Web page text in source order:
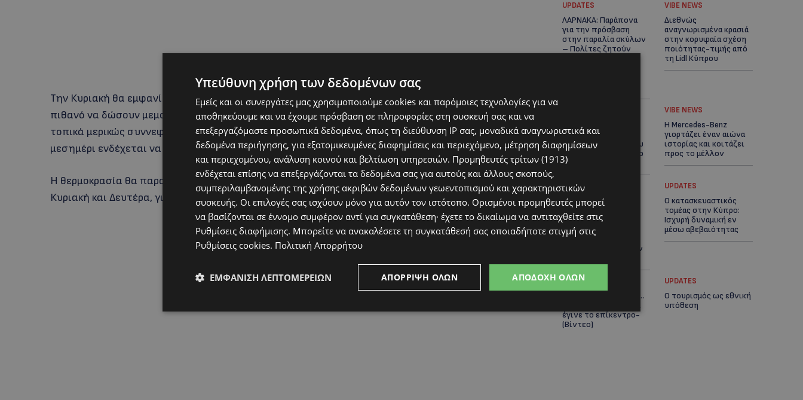
Την Κυριακή θα εμφανίζονται αυξημένες μέσες και ψηλές νεφώσεις που το απόγευμα
πιθανό να δώσουν μεμονωμένη ελαφρά βροχή στα ορεινά. Τη Δευτέρα ο καιρός θα είναι
τοπικά μερικώς συννεφιασμένος ωστόσο νεφώσεις που θα αναπτύσσονται μετά το
μεσημέρι ενδέχεται να δώσουν μεμονωμένες βροχές στα ορεινά.
Η θερμοκρασία θα παραμείνει στα ίδια επίπεδα το Σάββατο και θα σημειώσει μικρή πτώση
Κυριακή και Δευτέρα, για να παραμείνει όμως κοντά στις μέσες κλιματολογικές τιμές.
UPDATES
ΛΑΡΝΑΚΑ: Παράπονα
για την πρόσβαση
στην παραλία σκύλων
– Πολίτες ζητούν
VIBE NEWS
Διεθνώς
αναγνωρισμένα κρασιά
στην κορυφαία σχέση
ποιότητας-τιμής από
τη Lidl Κύπρου
Ξεκίνησε η
αντικατάσταση 100
χιλιομέτρων δικτύου
ύδρευσης στο κέντρο
της Λεμεσού
VIBE NEWS
Η Mercedes-Benz
γιορτάζει έναν αιώνα
ιστορίας και κοιτάζει
προς το μέλλον
UPDATES
ΚΟΚΚΙΝΟΤΡΙΜΙΘΙΑ:
Σκύλος στον δρόμο
μέσα στη ζέστη – Το
καλοκαιρινό «κύμα»
εγκατάλειψης ζώων
και η ευθύνη που δεν
UPDATES
Ο κατασκευαστικός
τομέας στην Κύπρο:
Ισχυρή δυναμική εν
μέσω αβεβαιότητας
UPDATES
VIRAL: Πήγε για καφέ…
έγινε το επίκεντρο-
(Βίντεο)
UPDATES
Ο τουρισμός ως εθνική
υπόθεση
Υπεύθυνη χρήση των δεδομένων σας
Εμείς και οι συνεργάτες μας χρησιμοποιούμε cookies και παρόμοιες τεχνολογίες για να
αποθηκεύουμε και να έχουμε πρόσβαση σε πληροφορίες στη συσκευή σας και να
επεξεργαζόμαστε προσωπικά δεδομένα, όπως τη διεύθυνση IP σας, μοναδικά αναγνωριστικά και
δεδομένα περιήγησης, για εξατομικευμένες διαφημίσεις και περιεχόμενο, μέτρηση διαφημίσεων
και περιεχομένου, ανάλυση κοινού και βελτίωση υπηρεσιών. Προμηθευτές τρίτων (1913)
ενδέχεται επίσης να επεξεργάζονται τα δεδομένα σας για αυτούς και άλλους σκοπούς,
συμπεριλαμβανομένης της χρήσης ακριβών δεδομένων γεωεντοπισμού και χαρακτηριστικών
συσκευής. Οι επιλογές σας ισχύουν μόνο για αυτόν τον ιστότοπο. Ορισμένοι προμηθευτές μπορεί
να βασίζονται σε έννομο συμφέρον αντί για συγκατάθεση· έχετε το δικαίωμα να αντιταχθείτε στις
Ρυθμίσεις διαφήμισης. Μπορείτε να ανακαλέσετε τη συγκατάθεσή σας οποιαδήποτε στιγμή στις
Ρυθμίσεις cookies. Πολιτική Απορρήτου
ΑΠΟΔΟΧΉ ΌΛΩΝ
ΑΠΌΡΡΙΨΗ ΌΛΩΝ
ΕΜΦΆΝΙΣΗ ΛΕΠΤΟΜΕΡΕΙΏΝ